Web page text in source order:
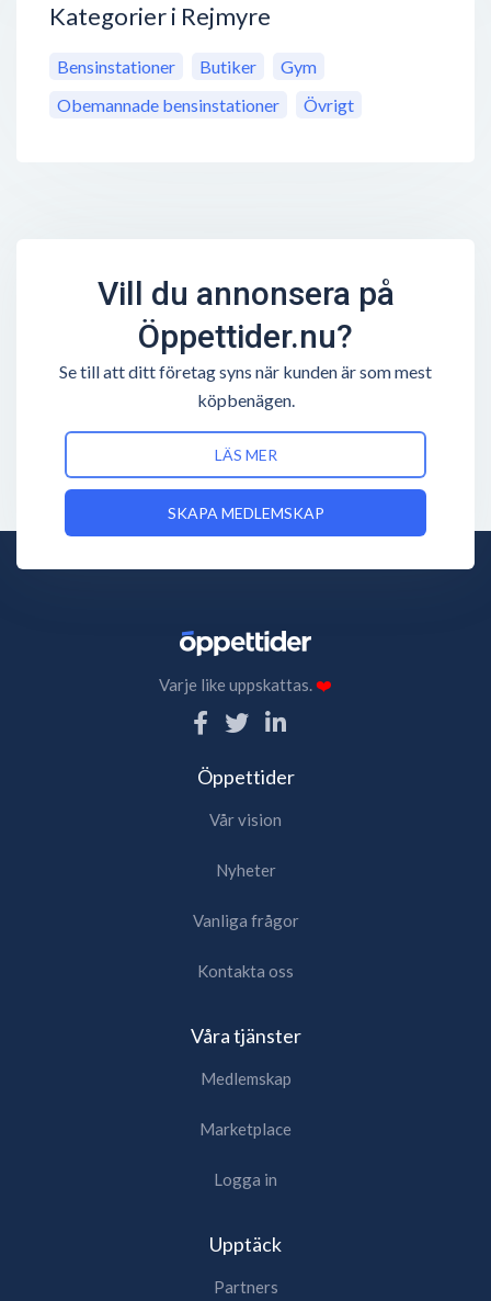
Kategorier i Rejmyre
Bensinstationer Butiker
Gym
Obemannade bensinstationer
Övrigt
Vill du annonsera på
Öppettider.nu?
Se till att ditt företag syns när kunden är som mest
köpbenägen.
LÄS MER
SKAPA MEDLEMSKAP
Varje like uppskattas.❤️
Öppettider
Vår vision
Nyheter
Vanliga frågor
Kontakta oss
Våra tjänster
Medlemskap
Marketplace
Logga in
Upptäck
Partners